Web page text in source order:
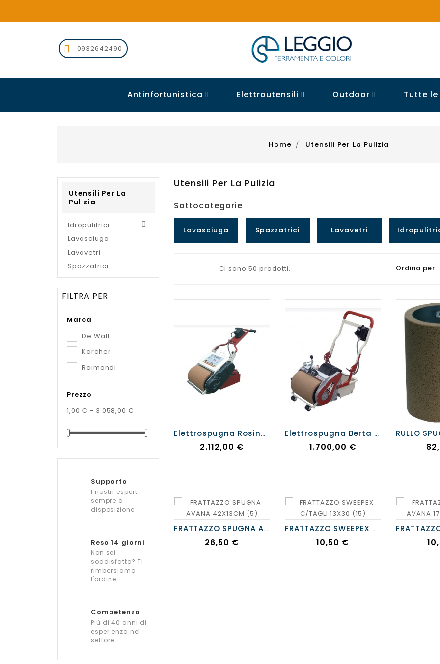
 0932642490

Antinfortunistica 
Elettroutensili 
Outdoor Tutte
Home Utensili Per La Pulizia
Utensili Per La
Pulizia
Idropulitrici 
Lavasciuga
Lavavetri
Spazzatrici
FILTRA PER
Marca
De Walt
Karcher
Raimondi
Prezzo
1,00 € - 3.058,00 €
Supporto
I nostri esperti
sempre a
disposizione
Reso 14 giorni
Non sei
soddisfatto? Ti
rimborsiamo
l'ordine
Competenza
Più di 40 anni di
esperienza nel
settore
Utensili Per La Pulizia
Sottocategorie
Lavasciuga Spazzatrici Lavavetri
Ci sono 50 prodotti. Ordina per:
Elettrospugna Rosina 230v/50-60HZ
Prezzo
2.112,00 €
Elettrospugna Berta ADV.230V/50-60HZ
Prezzo
1.700,00 €
FRATTAZZO SPUGNA AVANA 42X13CM
Prezzo
26,50 €
FRATTAZZO SWEEPEX C/TAGLI 13X30
Prezzo
10,50 €